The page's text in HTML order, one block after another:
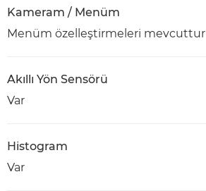
Kameram / Menüm
Menüm özelleştirmeleri mevcuttur
Akıllı Yön Sensörü
Var
Histogram
Var